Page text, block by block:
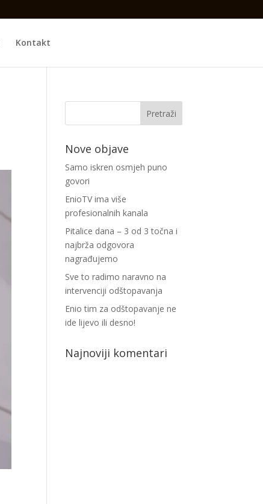
Kontakt
Nove objave
Samo iskren osmjeh puno
govori
EnioTV ima više
profesionalnih kanala
Pitalice dana – 3 od 3 točna i
najbrža odgovora
nagrađujemo
Sve to radimo naravno na
intervenciji odštopavanja
Enio tim za odštopavanje ne
ide lijevo ili desno!
Najnoviji komentari